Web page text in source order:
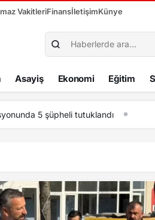
VakitleriFinansİletişimKünye
Asayiş Ekonomi Eğitim
Salah’ı parayla ikna